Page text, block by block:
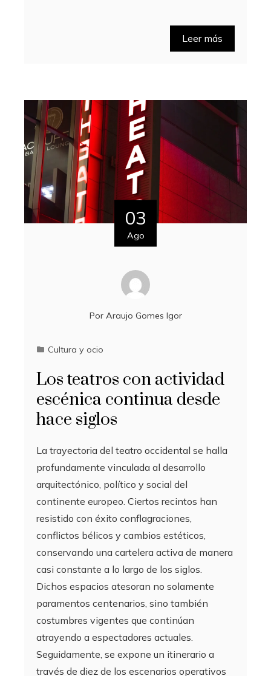
Leer más
03
Ago
Por Araujo Gomes Igor
Cultura y ocio
Los teatros con actividad
escénica continua desde
hace siglos
La trayectoria del teatro occidental se halla
profundamente vinculada al desarrollo
arquitectónico, político y social del
continente europeo. Ciertos recintos han
resistido con éxito conflagraciones,
conflictos bélicos y cambios estéticos,
conservando una cartelera activa de manera
casi constante a lo largo de los siglos.
Dichos espacios atesoran no solamente
paramentos centenarios, sino también
costumbres vigentes que continúan
atrayendo a espectadores actuales.
Seguidamente, se expone un itinerario a
través de diez de los escenarios operativos